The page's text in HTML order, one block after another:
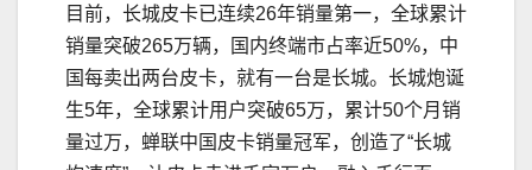
目前，长城皮卡已连续26年销量第一，全球累计
销量突破265万辆，国内终端市占率近50%，中
国每卖出两台皮卡，就有一台是长城。长城炮诞
生5年，全球累计用户突破65万，累计50个月销
量过万，蝉联中国皮卡销量冠军，创造了“长城